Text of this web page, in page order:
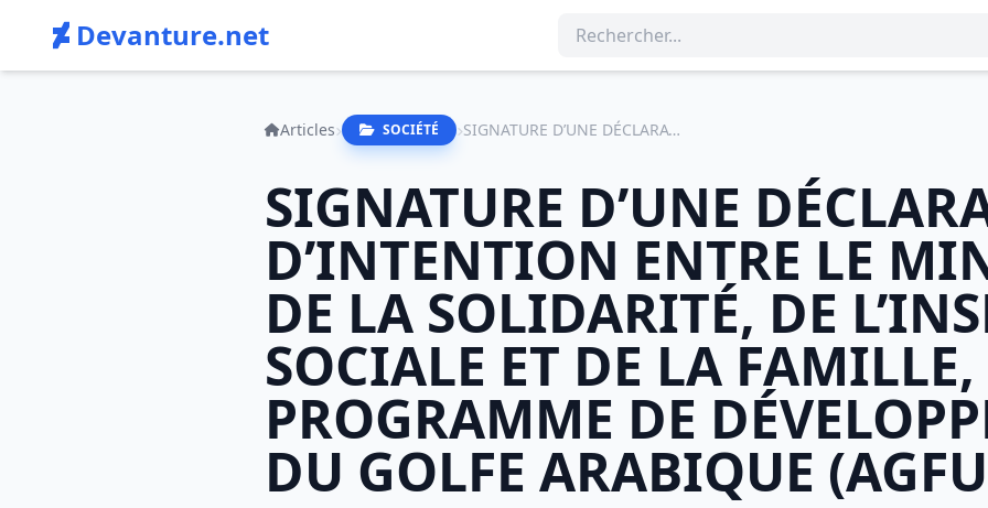
Devanture.net
Articles SOCIÉTÉ SIGNATURE D’UNE DÉCLARATION D’INTENTION ENTRE LE MINISTÈRE DE LA SOLIDARITÉ, DE L’INSERTION SOCIALE ET DE LA FAMILLE, LE PROGRAMME DE DÉVELOPPEMENT DU GOLFE ARABIQUE (AGFUND)
SIGNATURE D’UNE
D’INTENTION ENTRE LE
DE LA SOLIDARITÉ, DE
SOCIALE ET DE LA FAMILLE,
PROGRAMME DE
DU GOLFE ARABIQUE